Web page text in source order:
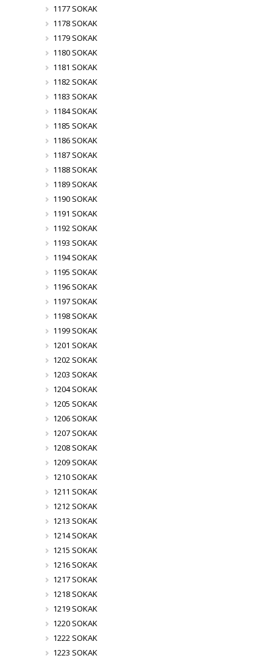
1177 SOKAK
1178 SOKAK
1179 SOKAK
1180 SOKAK
1181 SOKAK
1182 SOKAK
1183 SOKAK
1184 SOKAK
1185 SOKAK
1186 SOKAK
1187 SOKAK
1188 SOKAK
1189 SOKAK
1190 SOKAK
1191 SOKAK
1192 SOKAK
1193 SOKAK
1194 SOKAK
1195 SOKAK
1196 SOKAK
1197 SOKAK
1198 SOKAK
1199 SOKAK
1201 SOKAK
1202 SOKAK
1203 SOKAK
1204 SOKAK
1205 SOKAK
1206 SOKAK
1207 SOKAK
1208 SOKAK
1209 SOKAK
1210 SOKAK
1211 SOKAK
1212 SOKAK
1213 SOKAK
1214 SOKAK
1215 SOKAK
1216 SOKAK
1217 SOKAK
1218 SOKAK
1219 SOKAK
1220 SOKAK
1222 SOKAK
1223 SOKAK